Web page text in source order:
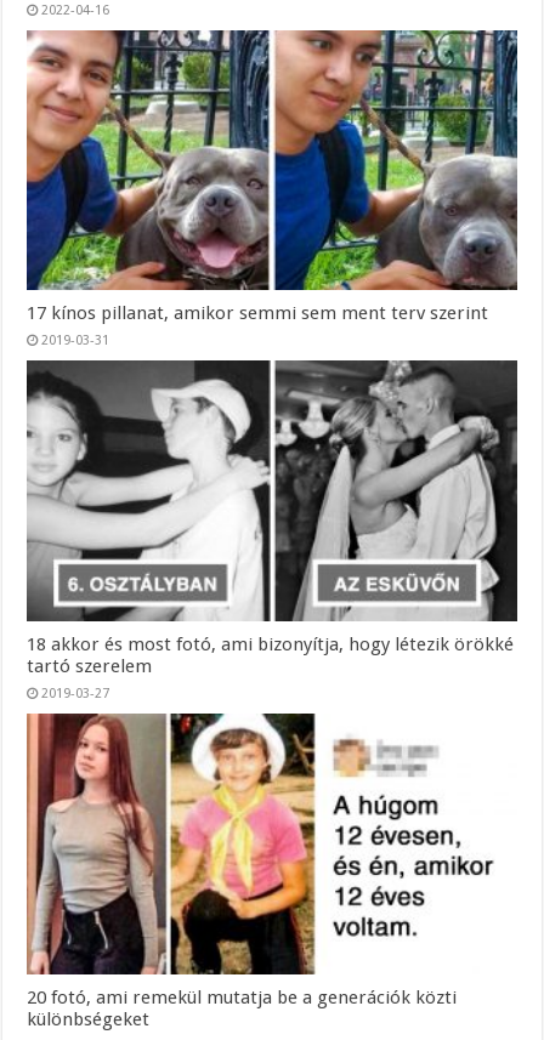
2022-04-16
17 kínos pillanat, amikor semmi sem ment terv szerint
2019-03-31
18 akkor és most fotó, ami bizonyítja, hogy létezik örökké
tartó szerelem
2019-03-27
20 fotó, ami remekül mutatja be a generációk közti
különbségeket